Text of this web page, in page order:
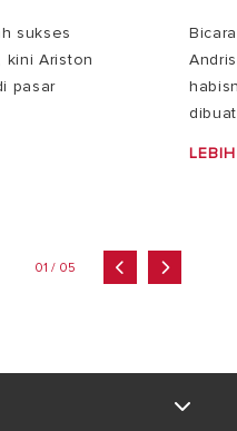
sukses
kini Ariston
pasar
01 / 05